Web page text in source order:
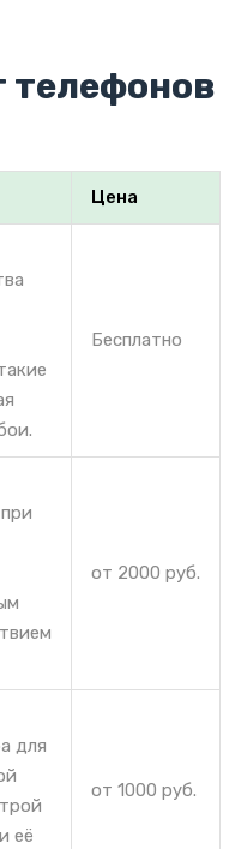
телефонов
Цена
Бесплатно
от 2000 руб.
для
её
от 1000 руб.